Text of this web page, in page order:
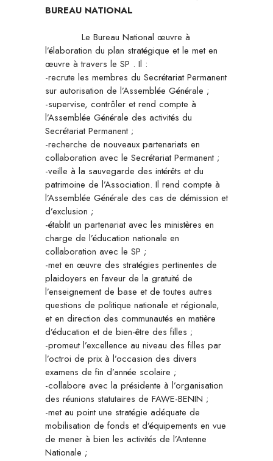
BUREAU NATIONAL
Le Bureau National œuvre à
l’élaboration du plan stratégique et le met en
œuvre à travers le SP . Il :
-recrute les membres du Secrétariat Permanent
sur autorisation de l’Assemblée Générale ;
-supervise, contrôler et rend compte à
l’Assemblée Générale des activités du
Secrétariat Permanent ;
-recherche de nouveaux partenariats en
collaboration avec le Secrétariat Permanent ;
-veille à la sauvegarde des intérêts et du
patrimoine de l’Association. Il rend compte à
l’Assemblée Générale des cas de démission et
d’exclusion ;
-établit un partenariat avec les ministères en
charge de l’éducation nationale en
collaboration avec le SP ;
-met en œuvre des stratégies pertinentes de
plaidoyers en faveur de la gratuité de
l’enseignement de base et de toutes autres
questions de politique nationale et régionale,
et en direction des communautés en matière
d’éducation et de bien-être des filles ;
-promeut l’excellence au niveau des filles par
l’octroi de prix à l’occasion des divers
examens de fin d’année scolaire ;
-collabore avec la présidente à l’organisation
des réunions statutaires de FAWE-BENIN ;
-met au point une stratégie adéquate de
mobilisation de fonds et d’équipements en vue
de mener à bien les activités de l’Antenne
Nationale ;